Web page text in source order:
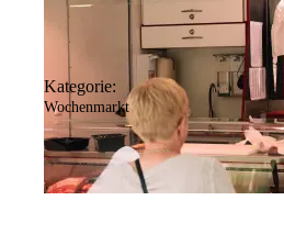
Kategorie:
Wochenmarkt